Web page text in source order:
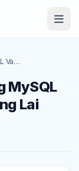
Va
MySQL
Lai